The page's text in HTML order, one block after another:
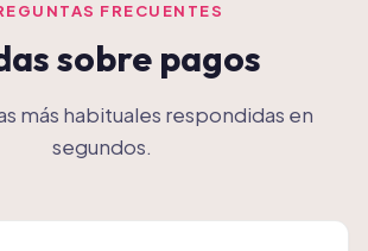
FRECUENTES
sobre pagos
más habituales respondidas en
segundos.